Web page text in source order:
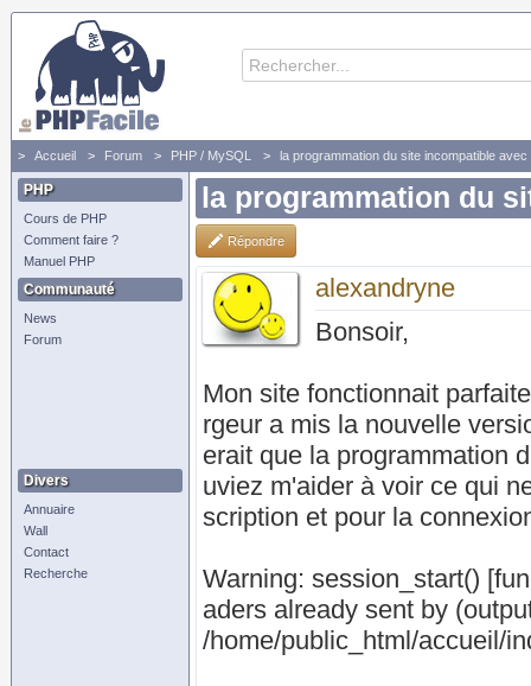
Accueil Forum PHP / MySQL la programmation du site incompatible avec
PHP
Cours de PHP
Comment faire ?
Manuel PHP
Communauté
News
Forum
Divers
Annuaire
Wall
Contact
Recherche
la programmation du
Répondre
alexandryne
Bonsoir,
Mon site fonctionnait
rgeur a mis la nouvelle
erait que la programmation
uviez m'aider à voir ce qui
scription et pour la
Warning: session_start()
aders already sent by
/home/public_html/accueil/